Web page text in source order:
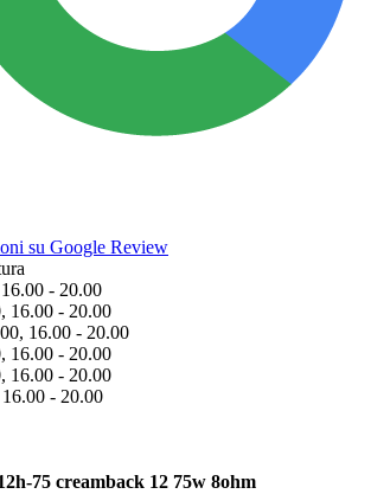
su Google Review
- 20.00
16.00 - 20.00
16.00 - 20.00
16.00 - 20.00
16.00 - 20.00
- 20.00
75 creamback 12 75w 8ohm